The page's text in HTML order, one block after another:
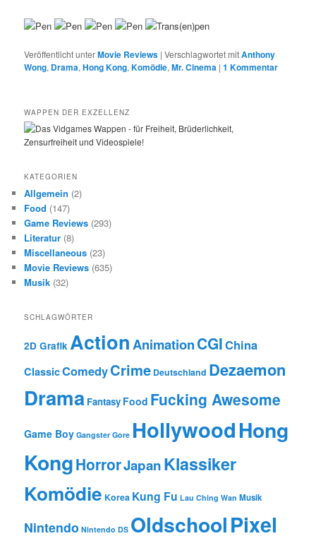
Veröffentlicht unterMovie Reviews |Verschlagwortet mitAnthony
Wong, Drama,Hong Kong,Komödie,Mr. Cinema |1 Kommentar
WAPPEN DER EXZELLENZ
KATEGORIEN
Allgemein (2)
Food (147)
Game Reviews (293)
Literatur (8)
Miscellaneous (23)
Movie Reviews (635)
Musik (32)
SCHLAGWÖRTER
2D GrafikActionAnimationCGIChina
ClassicComedyCrime Deutschland Dezaemon
Drama Fantasy Food Fucking Awesome
Game Boy Gangster Gore HollywoodHong
KongHorrorJapanKlassiker
Komödie Korea Kung Fu Lau Ching Wan Musik
Nintendo Nintendo DS OldschoolPixel